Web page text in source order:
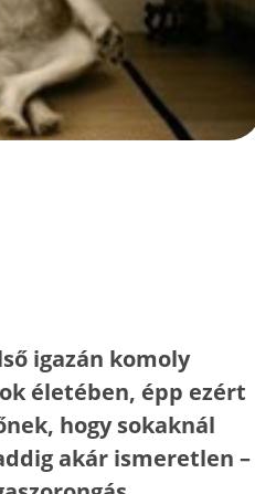
igazán komoly
életében, épp ezért
hogy sokaknál
akár ismeretlen –